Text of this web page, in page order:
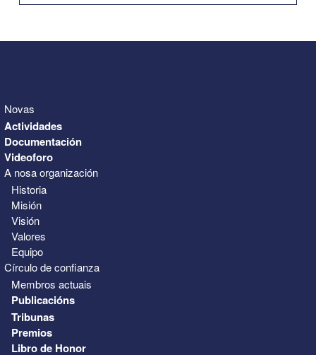
Novas
Actividades
Documentación
Videoforo
A nosa organización
Historia
Misión
Visión
Valores
Equipo
Círculo de confianza
Membros actuais
Publicacións
Tribunas
Premios
Libro de Honor